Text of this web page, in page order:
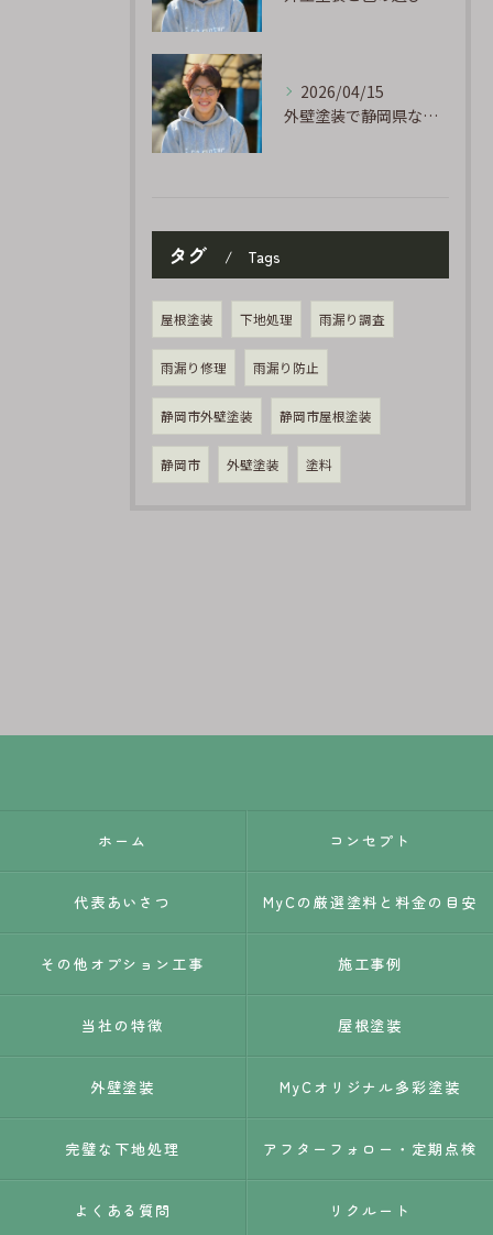
2026/04/15
外壁塗装で静岡県なら艶ありと艶なし塗料どっちを選ぶか徹底比較
タグ Tags
屋根塗装 下地処理 雨漏り調査
雨漏り修理 雨漏り防止
静岡市外壁塗装 静岡市屋根塗装
静岡市 外壁塗装 塗料
ホーム コンセプト
代表あいさつ MyCの厳選塗料と料金の目安
その他オプション工事 施工事例
当社の特徴 屋根塗装
外壁塗装 MyCオリジナル多彩塗装
完璧な下地処理 アフターフォロー・定期点検
よくある質問 リクルート